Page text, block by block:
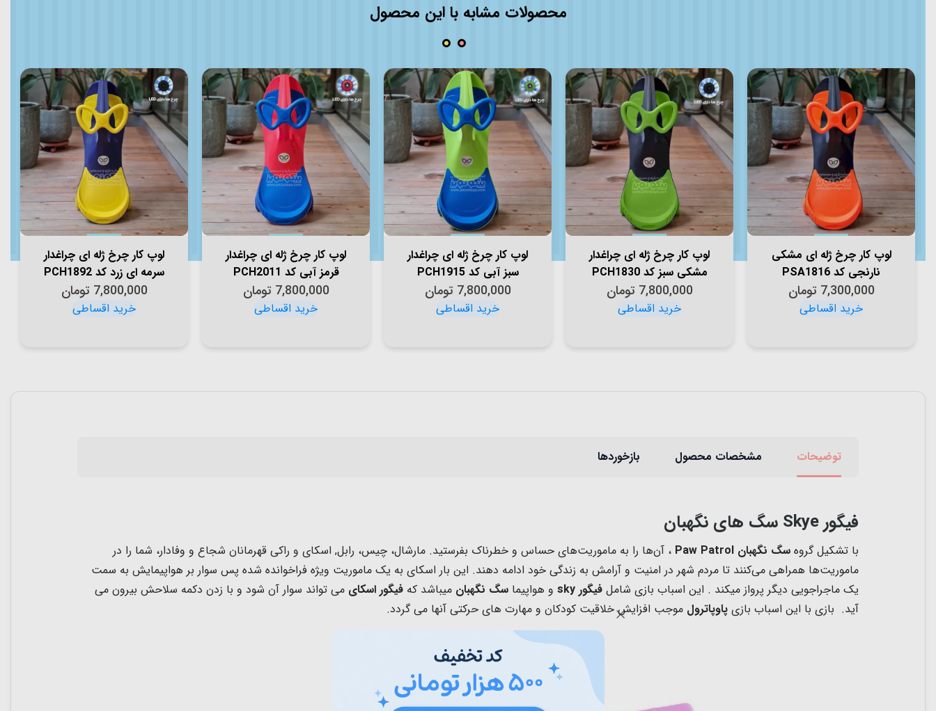
محصولات مشابه با این محصول
لوپ کار چرخ ژله ای مشکی
نارنجی کد PSA1816
7,300,000 تومان
لوپ کار چرخ ژله ای چراغدار
مشکی سبز کد PCH1830
7,800,000 تومان
لوپ کار چرخ ژله ای چراغدار
سبز آبی کد PCH1915
7,800,000 تومان
لوپ کار چرخ ژله ای چراغدار
قرمز آبی کد PCH2011
7,800,000 تومان
لوپ کار چرخ ژله ای چراغدار
سرمه ای زرد کد PCH1892
7,800,000 تومان
توضیحات مشخصات محصول بازخوردها
فیگور Skye سگ های نگهبان
با تشکیل گروه سگ‌ نگهبان Paw Patrol ، آن‌ها را به ماموریت‌های حساس و خطرناک بفرستید. مارشال، چیس، رابل, اسکای و راکی قهرمانان شجاع و وفادار، شما را در
ماموریت‌ها همراهی می‌کنند تا مردم شهر در امنیت و آرامش به زندگی خود ادامه دهند. این بار اسکای به یک ماموریت ویژه فراخوانده شده پس سوار بر هواپیمایش به سمت
یک ماجراجویی دیگر پرواز میکند . این اسباب بازی شامل فیگور sky و هواپیما سگ نگهبان میباشد که فیگور اسکای می تواند سوار آن شود و با زدن دکمه سلاحش بیرون می
آید. بازی با این اسباب بازی پاوپاترول موجب افزایش خلاقیت کودکان و مهارت های حرکتی آنها می گردد.